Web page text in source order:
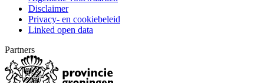
Disclaimer
Privacy- en cookiebeleid
Linked open data
Partners